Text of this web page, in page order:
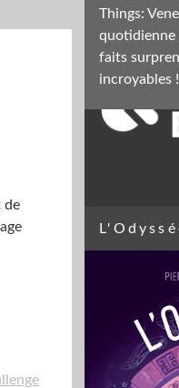
de
Things:
quotidienne
faits
incroyables !